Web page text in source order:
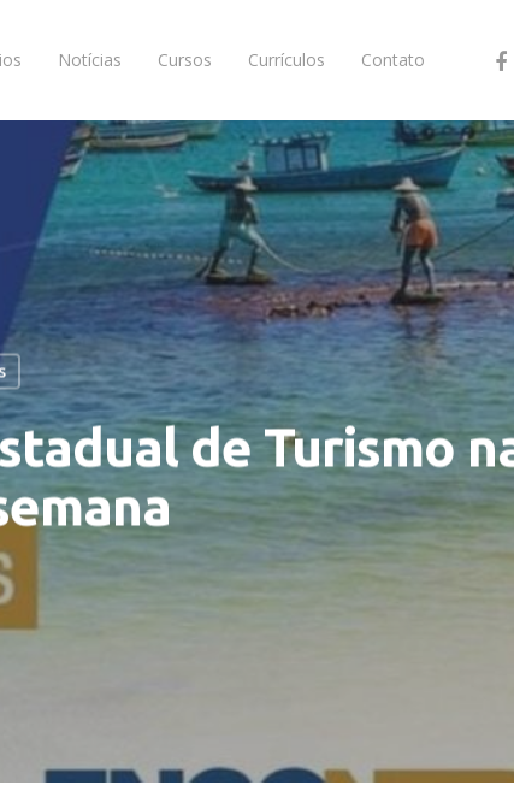
Notícias Cursos Currículos Contato
de Turismo